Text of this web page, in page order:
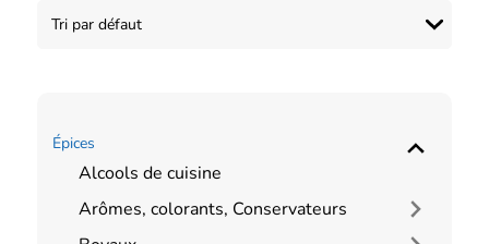
Épices
Alcools de cuisine
Arômes, colorants, Conservateurs